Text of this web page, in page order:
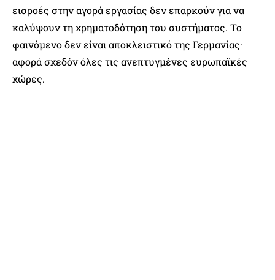
εισροές στην αγορά εργασίας δεν επαρκούν για να
καλύψουν τη χρηματοδότηση του συστήματος. Το
φαινόμενο δεν είναι αποκλειστικό της Γερμανίας·
αφορά σχεδόν όλες τις ανεπτυγμένες ευρωπαϊκές
χώρες.